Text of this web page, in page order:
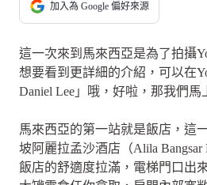
加入為 Google 偏好來源
這一次來到馬來西亞是為了拍攝
想要看到更詳細的介紹，可以在
Daniel Lee」哦，好啦，那我們馬
馬來西亞的第一站就是飯店，這
坡阿麗拉孟沙酒店（Alila Bangsar
飯店的舒適度拉滿，電梯門口出